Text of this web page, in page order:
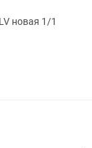
новая 1/1